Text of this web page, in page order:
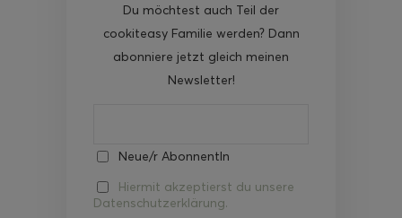
Du möchtest auch Teil der
cookiteasy Familie werden? Dann
abonniere jetzt gleich meinen
Newsletter!
Neue/r AbonnentIn
Hiermit akzeptierst du unsere
Datenschutzerklärung.